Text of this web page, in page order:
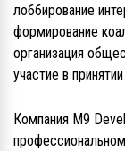
лоббирование
формирование
организация
участие в
Компания M9